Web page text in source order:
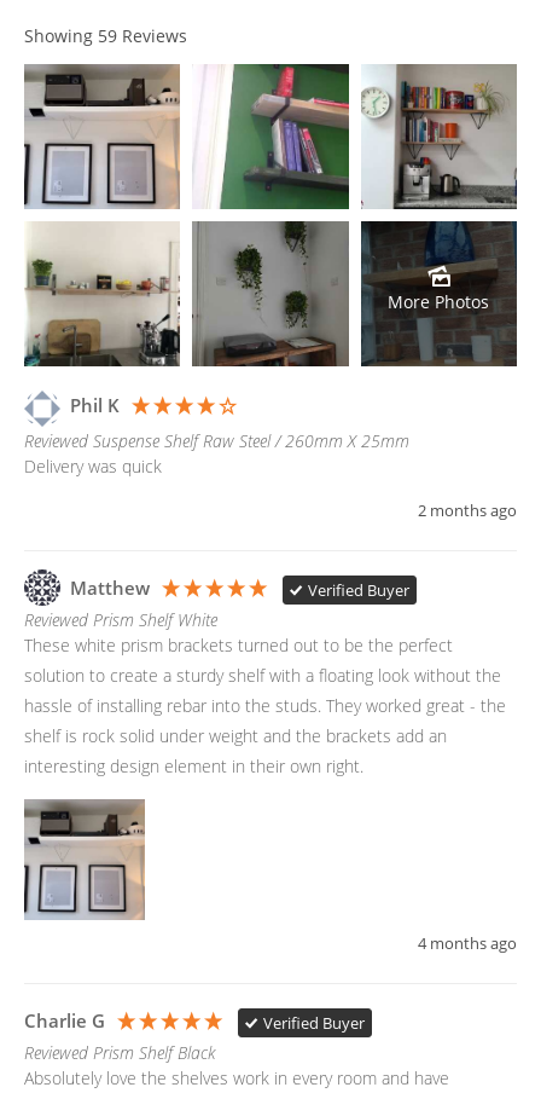
Showing 59 Reviews
More Photos
Phil K
Reviewed Suspense Shelf Raw Steel / 260mm X 25mm
Delivery was quick
2 months ago
Matthew Verified Buyer
Reviewed Prism Shelf White
These white prism brackets turned out to be the perfect
solution to create a sturdy shelf with a floating look without the
hassle of installing rebar into the studs. They worked great - the
shelf is rock solid under weight and the brackets add an
interesting design element in their own right.
4 months ago
Charlie G Verified Buyer
Reviewed Prism Shelf Black
Absolutely love the shelves work in every room and have